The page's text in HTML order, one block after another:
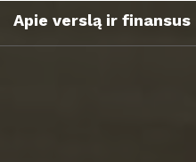
SkipApie verslą ir finansus